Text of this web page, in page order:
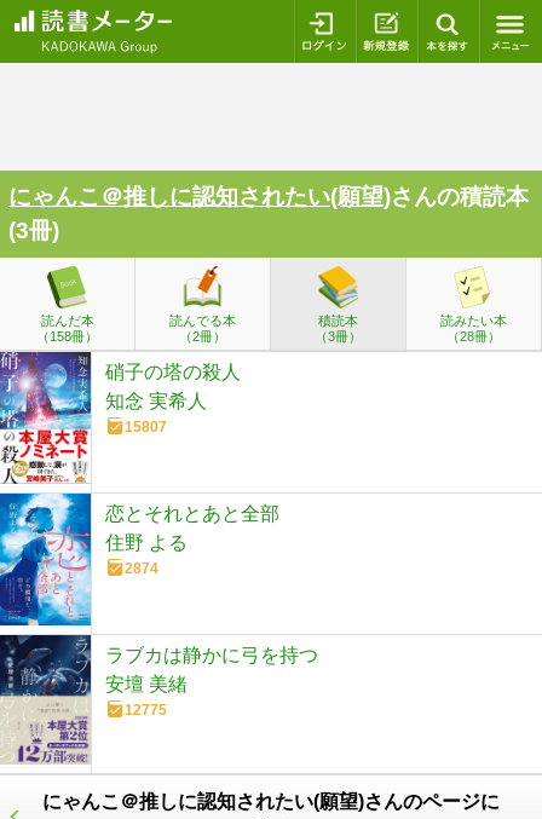
ログイン 新規登録
にゃんこ＠推しに認知されたい(願望)さんの積読本
(3冊)
読んだ本
（158冊）
読んでる本
（2冊）
積読本
（3冊）
読みたい本
（28冊）
硝子の塔の殺人
知念 実希人
15807
恋とそれとあと全部
住野 よる
2874
ラブカは静かに弓を持つ
安壇 美緒
12775
にゃんこ＠推しに認知されたい(願望)さんのページに